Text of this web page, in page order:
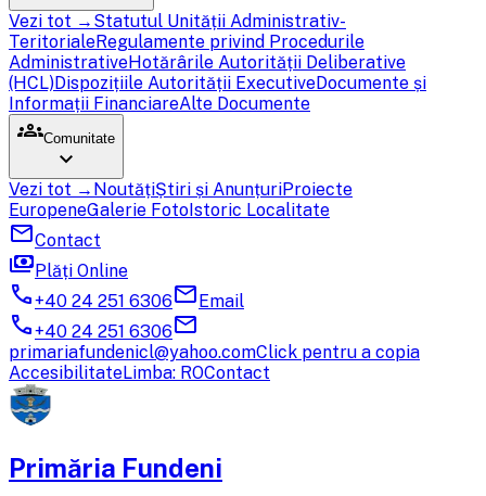
Vezi tot → Statutul Unității Administrativ-
TeritorialeRegulamente privind Procedurile
AdministrativeHotărârile Autorității Deliberative
(HCL)Dispozițiile Autorității ExecutiveDocumente și
Informații FinanciareAlte Documente
groupsComunitate
expand_more
Vezi tot → NoutățiȘtiri și AnunțuriProiecte
EuropeneGalerie FotoIstoric Localitate
mailContact
paymentsPlăți Online
call+40 24 251 6306mailEmail
call+40 24 251 6306mail
primariafundenicl@yahoo.comClick pentru a copia
AccesibilitateLimba: ROContact
Primăria Fundeni